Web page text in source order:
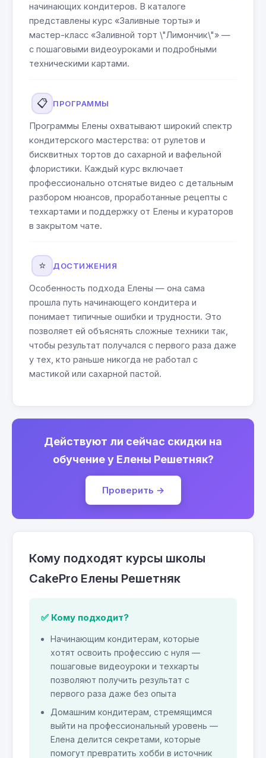
начинающих кондитеров. В каталоге
представлены курс «Заливные торты» и
мастер-класс «Заливной торт \"Лимончик\"» —
с пошаговыми видеоуроками и подробными
техническими картами.
📋 ПРОГРАММЫ
Программы Елены охватывают широкий спектр
кондитерского мастерства: от рулетов и
бисквитных тортов до сахарной и вафельной
флористики. Каждый курс включает
профессионально отснятые видео с детальным
разбором нюансов, проработанные рецепты с
техкартами и поддержку от Елены и кураторов
в закрытом чате.
⭐ ДОСТИЖЕНИЯ
Особенность подхода Елены — она сама
прошла путь начинающего кондитера и
понимает типичные ошибки и трудности. Это
позволяет ей объяснять сложные техники так,
чтобы результат получался с первого раза даже
у тех, кто раньше никогда не работал с
мастикой или сахарной пастой.
Действуют ли сейчас скидки на
обучение у Елены Решетняк?
Проверить →
Кому подходят курсы школы
CakePro Елены Решетняк
✅ Кому подходит?
Начинающим кондитерам, которые
хотят освоить профессию с нуля —
пошаговые видеоуроки и техкарты
позволяют получить результат с
первого раза даже без опыта
Домашним кондитерам, стремящимся
выйти на профессиональный уровень —
Елена делится секретами, которые
помогут превратить хобби в источник